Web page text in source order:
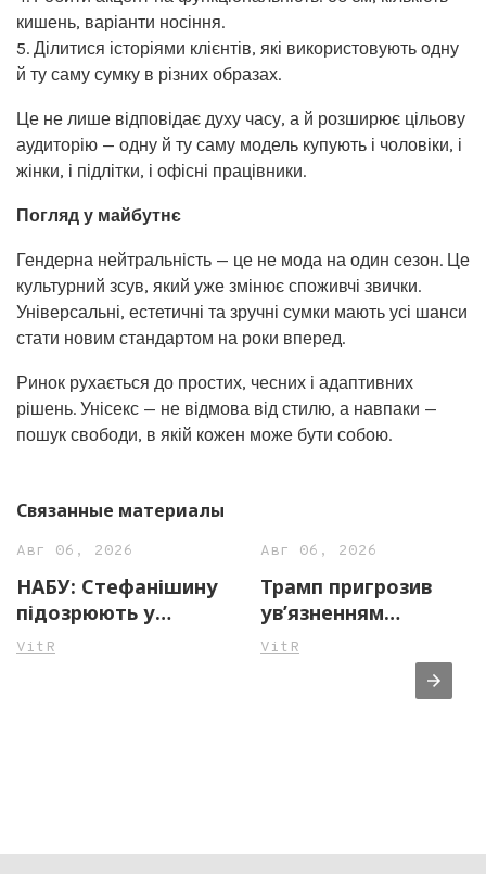
кишень, варіанти носіння.
5. Ділитися історіями клієнтів, які використовують одну
й ту саму сумку в різних образах.
Це не лише відповідає духу часу, а й розширює цільову
аудиторію — одну й ту саму модель купують і чоловіки, і
жінки, і підлітки, і офісні працівники.
Погляд у майбутнє
Гендерна нейтральність — це не мода на один сезон. Це
культурний зсув, який уже змінює споживчі звички.
Універсальні, естетичні та зручні сумки мають усі шанси
стати новим стандартом на роки вперед.
Ринок рухається до простих, чесних і адаптивних
рішень. Унісекс — не відмова від стилю, а навпаки —
пошук свободи, в якій кожен може бути собою.
Связанные материалы
Авг 06, 2026
НАБУ: Стефанішину
підозрюють у
незаконному
VitR
Авг 06, 2026
Трамп пригрозив
ув’язненням
джерелам ЗМІ через
повідомлення про
нестачу боєприпасів
VitR